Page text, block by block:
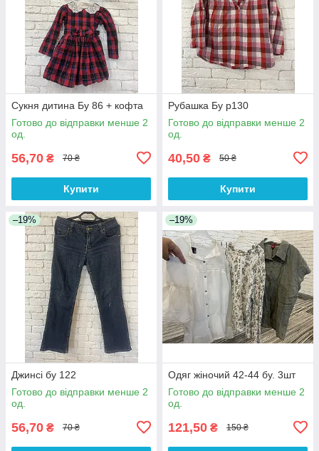
Сукня дитина Бу 86 + кофта
Готово до відправки менше 2
од.
56,70 ₴ 70 ₴
Купити
Рубашка Бу р130
Готово до відправки менше 2
од.
40,50 ₴ 50 ₴
Купити
–19%
Джинсі бу 122
Готово до відправки менше 2
од.
56,70 ₴ 70 ₴
–19%
Одяг жіночий 42-44 бу. 3шт
Готово до відправки менше 2
од.
121,50 ₴ 150 ₴